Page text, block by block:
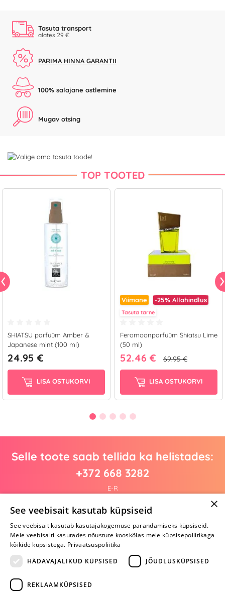
Tasuta transport
alates 29 €
PARIMA HINNA GARANTII
100% salajane ostlemine
Mugav otsing
TOP TOOTED
SHIATSU parfüüm Amber &
Japanese mint (100 ml)
24.95 €
LISA OSTUKORVI
Viimane -25% Allahindlus
Tasuta tarne
Feromoonparfüüm Shiatsu Lime
(50 ml)
52.46 € 69.95 €
LISA OSTUKORVI
Selle toote saab tellida ka helistades:
+372 668 3282
E-R
Arvustusi veel pole
Ole esimene!
Kirjuta arvustus ja SAA KINGITUS!
×
See veebisait kasutab küpsiseid
See veebisait kasutab kasutajakogemuse parandamiseks küpsiseid.
Meie veebisaiti kasutades nõustute kooskõlas meie küpsisepoliitikaga
kõikide küpsistega. Privaatsuspoliitika
HÄDAVAJALIKUD KÜPSISED
JÕUDLUSKÜPSISED
REKLAAMKÜPSISED